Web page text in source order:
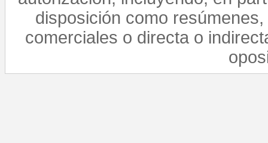
disposición como
comerciales o directa o